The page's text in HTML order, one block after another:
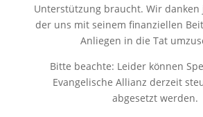
Unterstützung braucht. Wir danken
der uns mit seinem finanziellen
Anliegen in die Tat
Bitte beachte: Leider können
Evangelische Allianz derzeit
abgesetzt werden.